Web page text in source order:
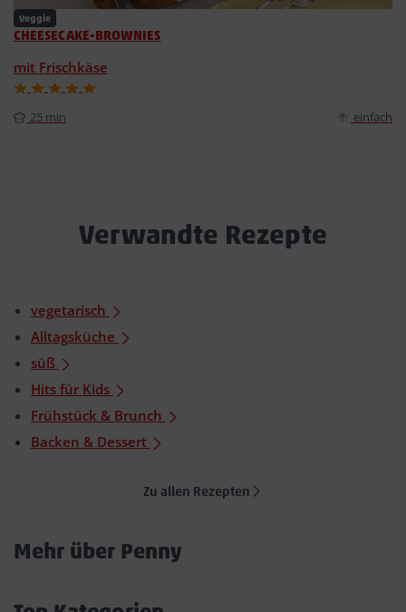
Veggie
CHEESECAKE-BROWNIES
mit Frischkäse
25 min einfach
Verwandte Rezepte
vegetarisch
Alltagsküche
süß
Hits für Kids
Frühstück & Brunch
Backen & Dessert
Zu allen Rezepten
Mehr über Penny